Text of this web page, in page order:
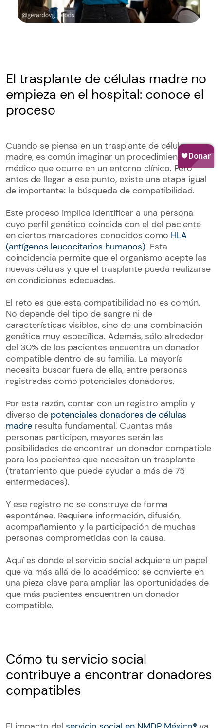
El trasplante de células madre no
empieza en el hospital: conoce el
proceso
Cuando se piensa en un trasplante de células
madre, es común imaginar un procedimiento
médico que ocurre en un entorno clínico. Pero
antes de llegar a ese punto, existe una etapa igual
de importante: la búsqueda de compatibilidad.
Este proceso implica identificar a una persona
cuyo perfil genético coincida con el del paciente
en ciertos marcadores conocidos como HLA
(antígenos leucocitarios humanos). Esta
coincidencia permite que el organismo acepte las
nuevas células y que el trasplante pueda realizarse
en condiciones adecuadas.
El reto es que esta compatibilidad no es común.
No depende del tipo de sangre ni de
características visibles, sino de una combinación
genética muy específica. Además, sólo alrededor
del 30% de los pacientes encuentra un donador
compatible dentro de su familia. La mayoría
necesita buscar fuera de ella, entre personas
registradas como potenciales donadores.
Por esta razón, contar con un registro amplio y
diverso de potenciales donadores de células
madre resulta fundamental. Cuantas más
personas participen, mayores serán las
posibilidades de encontrar un donador compatible
para los pacientes que necesitan un trasplante
(tratamiento que puede ayudar a más de 75
enfermedades).
Y ese registro no se construye de forma
espontánea. Requiere información, difusión,
acompañamiento y la participación de muchas
personas comprometidas con la causa.
Aquí es donde el servicio social adquiere un papel
que va más allá de lo académico: se convierte en
una pieza clave para ampliar las oportunidades de
que más pacientes encuentren un donador
compatible.
Cómo tu servicio social
contribuye a encontrar donadores
compatibles